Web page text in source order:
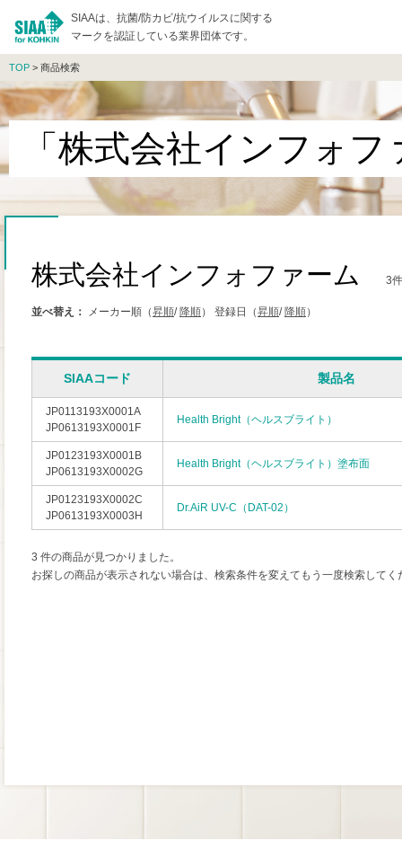
SIAAは、抗菌/防カビ/抗ウイルスに関する
マークを認証している業界団体です。
TOP > 商品検索
「株式会社インフォ
株式会社インフォファーム 3
並べ替え： メーカー順（昇順/ 降順） 登録日（昇順/ 降順）
SIAAコード 製品名
JP0113193X0001A
JP0613193X0001F
Health Bright（ヘルスブライト）
JP0123193X0001B
JP0613193X0002G
Health Bright（ヘルスブライト）塗布面
JP0123193X0002C
JP0613193X0003H
Dr.AiR UV-C（DAT-02）
3 件の商品が見つかりました。
お探しの商品が表示されない場合は、検索条件を変えてもう一度検索してく